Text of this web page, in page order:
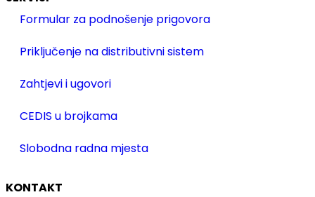
Formular za podnošenje prigovora
Priključenje na distributivni sistem
Zahtjevi i ugovori
CEDIS u brojkama
Slobodna radna mjesta
KONTAKT